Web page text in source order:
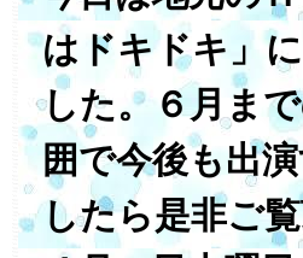
はドキドキ」
した。６月ま
囲で今後も出
したら是非ご